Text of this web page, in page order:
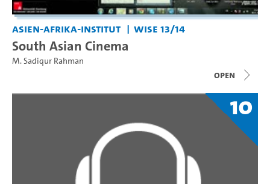
Asien-Afrika-Institut WiSe 13/14
South Asian Cinema
M. Sadiqur Rahman
open
10